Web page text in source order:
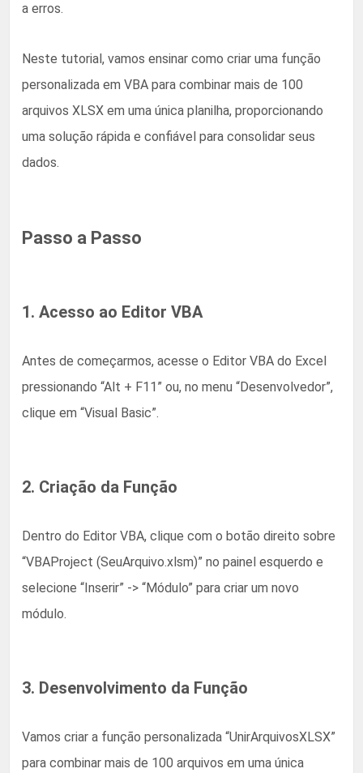
a erros.
Neste tutorial, vamos ensinar como criar uma função
personalizada em VBA para combinar mais de 100
arquivos XLSX em uma única planilha, proporcionando
uma solução rápida e confiável para consolidar seus
dados.
Passo a Passo
1. Acesso ao Editor VBA
Antes de começarmos, acesse o Editor VBA do Excel
pressionando “Alt + F11” ou, no menu “Desenvolvedor”,
clique em “Visual Basic”.
2. Criação da Função
Dentro do Editor VBA, clique com o botão direito sobre
“VBAProject (SeuArquivo.xlsm)” no painel esquerdo e
selecione “Inserir” -> “Módulo” para criar um novo
módulo.
3. Desenvolvimento da Função
Vamos criar a função personalizada “UnirArquivosXLSX”
para combinar mais de 100 arquivos em uma única